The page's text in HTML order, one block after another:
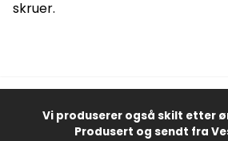
skruer.
Vi produserer også skilt etter
Produsert og sendt fra